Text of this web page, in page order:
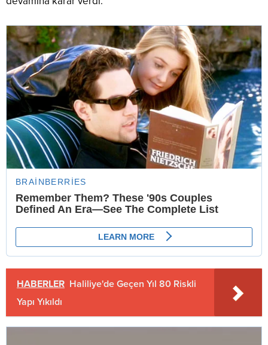
HABERLER Haliliye'de Geçen Yıl 80 Riskli
Yapı Yıkıldı